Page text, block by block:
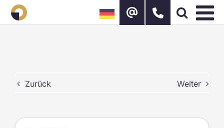
Zum
Inhalt
springen
Zurück Weiter